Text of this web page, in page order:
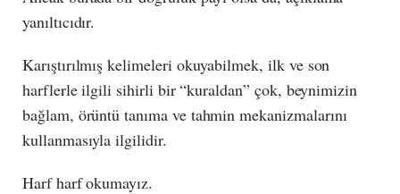
yanıltıcıdır.
Karıştırılmış kelimeleri okuyabilmek, ilk ve son
harflerle ilgili sihirli bir “kuraldan” çok, beynimizin
bağlam, örüntü tanıma ve tahmin mekanizmalarını
kullanmasıyla ilgilidir.
Harf harf okumayız.